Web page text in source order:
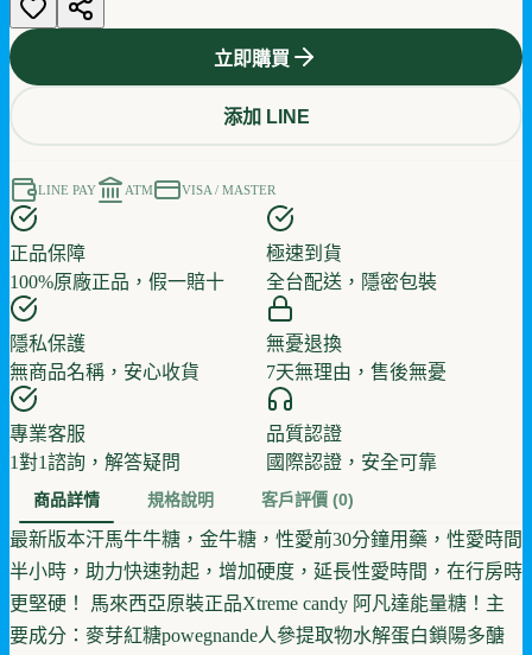
立即購買
添加 LINE
LINE PAY ATM VISA / MASTER
正品保障
100%原廠正品，假一賠十
極速到貨
全台配送，隱密包裝
隱私保護
無商品名稱，安心收貨
無憂退換
7天無理由，售後無憂
專業客服
1對1諮詢，解答疑問
品質認證
國際認證，安全可靠
商品詳情 規格說明 客戶評價 (0)
最新版本汗馬牛牛糖，金牛糖，性愛前30分鐘用藥，性愛時間
半小時，助力快速勃起，增加硬度，延長性愛時間，在行房時
更堅硬！ 馬來西亞原裝正品Xtreme candy 阿凡達能量糖！主
要成分：麥芽紅糖powegnande人參提取物水解蛋白鎖陽多醣